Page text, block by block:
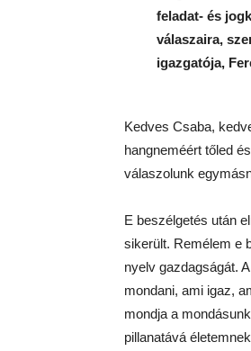
feladat- és
válaszaira,
igazgatója,
Kedves Csaba,
hangneméért tőled
válaszolunk
E beszélgetés után
sikerült. Remélem e
nyelv gazdagságát.
mondani, ami igaz,
mondja a
pillanatává